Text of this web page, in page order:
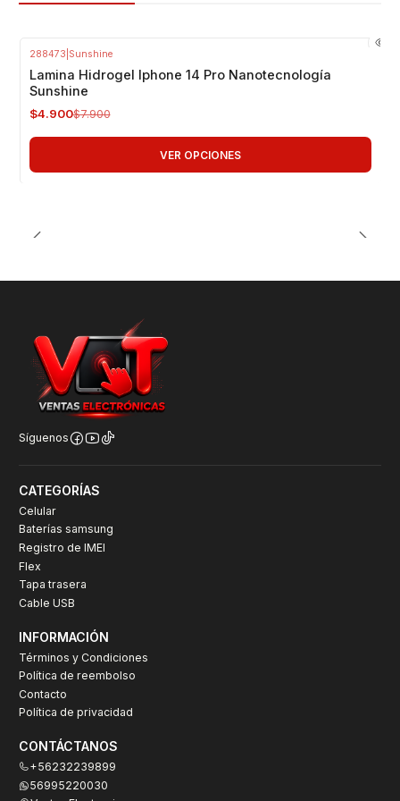
288473 Sunshine
Lamina Hidrogel Iphone 14 Pro Nanotecnología
Sunshine
$4.900$7.900
VER OPCIONES
Síguenos
CATEGORÍAS
Celular
Baterías samsung
Registro de IMEI
Flex
Tapa trasera
Cable USB
INFORMACIÓN
Términos y Condiciones
Política de reembolso
Contacto
Política de privacidad
CONTÁCTANOS
+56232239899
56995220030